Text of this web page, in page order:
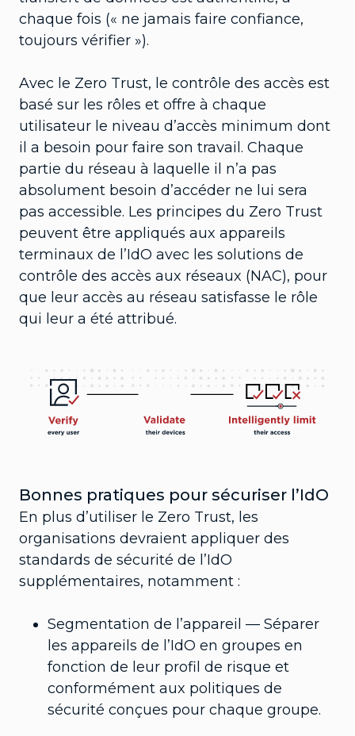
chaque fois (« ne jamais faire confiance,
toujours vérifier »).
Avec le Zero Trust, le contrôle des accès est
basé sur les rôles et offre à chaque
utilisateur le niveau d’accès minimum dont
il a besoin pour faire son travail. Chaque
partie du réseau à laquelle il n’a pas
absolument besoin d’accéder ne lui sera
pas accessible. Les principes du Zero Trust
peuvent être appliqués aux appareils
terminaux de l’IdO avec les solutions de
contrôle des accès aux réseaux (NAC), pour
que leur accès au réseau satisfasse le rôle
qui leur a été attribué.
Bonnes pratiques pour sécuriser l’IdO
En plus d’utiliser le Zero Trust, les
organisations devraient appliquer des
standards de sécurité de l’IdO
supplémentaires, notamment :
Segmentation de l’appareil — Séparer
les appareils de l’IdO en groupes en
fonction de leur profil de risque et
conformément aux politiques de
sécurité conçues pour chaque groupe.